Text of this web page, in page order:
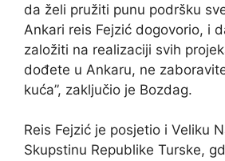
da želi pružiti punu podršku
Ankari reis Fejzić dogovorio, i
založiti na realizaciji svih
dođete u Ankaru, ne
kuća”, zaključio je Bozdag.
Reis Fejzić je posjetio i Veliku
Skupstinu Republike Turske,